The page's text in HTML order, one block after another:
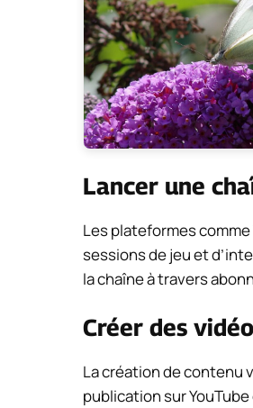
Lancer une
Les plateformes
sessions de jeu et
la chaîne à travers
Créer des
La création de contenu
publication sur